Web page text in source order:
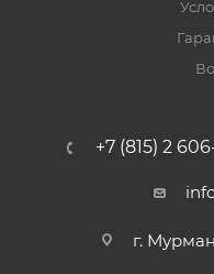
+7 (815) 2
г.